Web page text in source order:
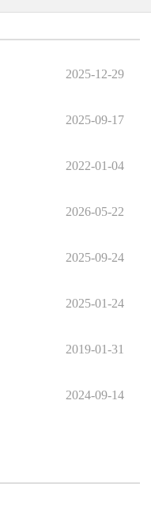
2025-12-29
2025-09-17
2022-01-04
2026-05-22
2025-09-24
2025-01-24
2019-01-31
2024-09-14